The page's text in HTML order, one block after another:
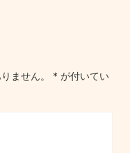
ません。 * が付いてい